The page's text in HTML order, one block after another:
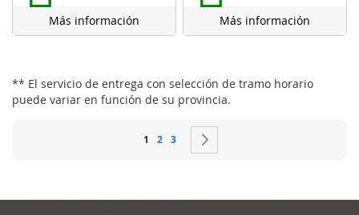
Más información Más información
** El servicio de entrega con selección de tramo horario
puede variar en función de su provincia.
Página
Actualmente estás leyendo página
1 Página
2 Página
3